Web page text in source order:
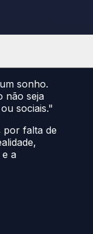
sonho.
não seja
sociais."
por falta de
a